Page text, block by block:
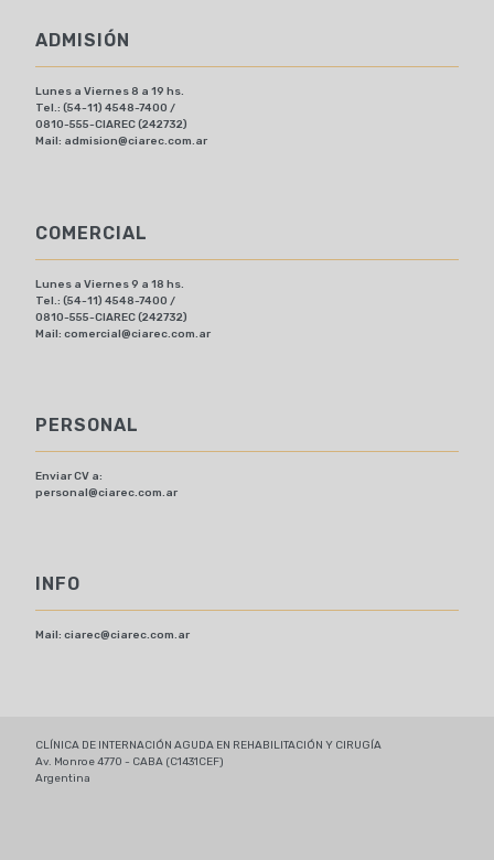
ADMISIÓN
Lunes a Viernes 8 a 19 hs.
Tel.: (54-11) 4548-7400 /
0810-555-CIAREC (242732)
Mail: admision@ciarec.com.ar
COMERCIAL
Lunes a Viernes 9 a 18 hs.
Tel.: (54-11) 4548-7400 /
0810-555-CIAREC (242732)
Mail:comercial@ciarec.com.ar
PERSONAL
Enviar CV a:
personal@ciarec.com.ar
INFO
Mail:ciarec@ciarec.com.ar
CLÍNICA DE INTERNACIÓN AGUDA EN REHABILITACIÓN Y CIRUGÍA
Av. Monroe 4770 - CABA (C1431CEF)
Argentina